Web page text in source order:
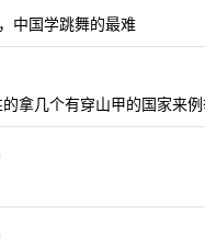
中国学跳舞的最难
拿几个有穿山甲的国家来